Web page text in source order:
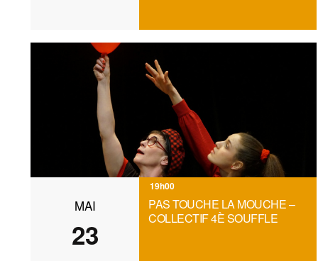
MAI
23
19h00
PAS TOUCHE LA MOUCHE –
COLLECTIF 4È SOUFFLE